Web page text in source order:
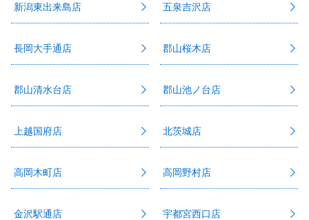
新潟東出来島店 五泉吉沢店
長岡大手通店 郡山桜木店
郡山清水台店 郡山池ノ台店
上越国府店 北茨城店
高岡木町店 高岡野村店
金沢駅通店 宇都宮西口店